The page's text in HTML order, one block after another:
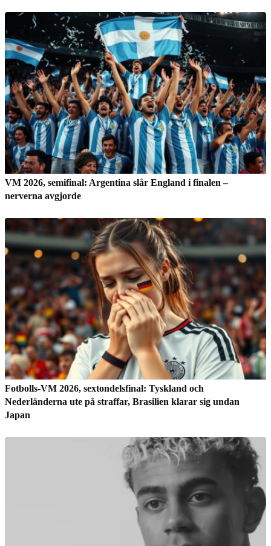
VM 2026, semifinal: Argentina slår England i finalen –
nerverna avgjorde
Fotbolls-VM 2026, sextondelsfinal: Tyskland och
Nederländerna ute på straffar, Brasilien klarar sig undan
Japan